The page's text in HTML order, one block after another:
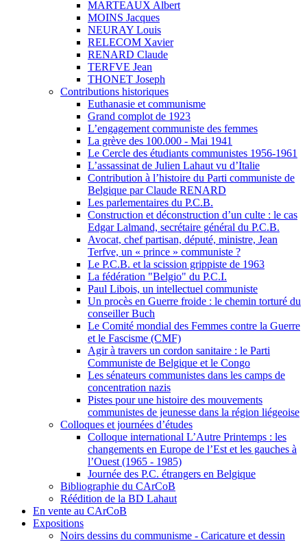
MARTEAUX Albert
MOINS Jacques
NEURAY Louis
RELECOM Xavier
RENARD Claude
TERFVE Jean
THONET Joseph
Contributions historiques
Euthanasie et communisme
Grand complot de 1923
L’engagement communiste des femmes
La grève des 100.000 - Mai 1941
Le Cercle des étudiants communistes 1956-1961
L’assassinat de Julien Lahaut vu d’Italie
Contribution à l’histoire du Parti communiste de
Belgique par Claude RENARD
Les parlementaires du P.C.B.
Construction et déconstruction d’un culte : le cas
Edgar Lalmand, secrétaire général du P.C.B.
Avocat, chef partisan, député, ministre, Jean
Terfve, un « prince » communiste ?
Le P.C.B. et la scission grippiste de 1963
La fédération "Belgio" du P.C.I.
Paul Libois, un intellectuel communiste
Un procès en Guerre froide : le chemin torturé du
conseiller Buch
Le Comité mondial des Femmes contre la Guerre
et le Fascisme (CMF)
Agir à travers un cordon sanitaire : le Parti
Communiste de Belgique et le Congo
Les sénateurs communistes dans les camps de
concentration nazis
Pistes pour une histoire des mouvements
communistes de jeunesse dans la région liégeoise
Colloques et journées d’études
Colloque international L’Autre Printemps : les
changements en Europe de l’Est et les gauches à
l’Ouest (1965 - 1985)
Journée des P.C. étrangers en Belgique
Bibliographie du CArCoB
Réédition de la BD Lahaut
En vente au CArCoB
Expositions
Noirs dessins du communisme - Caricature et dessin